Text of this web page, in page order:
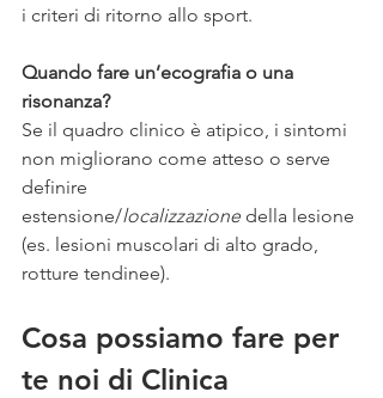
i criteri di ritorno allo sport.
Quando fare un’ecografia o una
risonanza?
Se il quadro clinico è atipico, i sintomi
non migliorano come atteso o serve
definire
estensione/localizzazione della lesione
(es. lesioni muscolari di alto grado,
rotture tendinee).
Cosa possiamo fare per
te noi di Clinica